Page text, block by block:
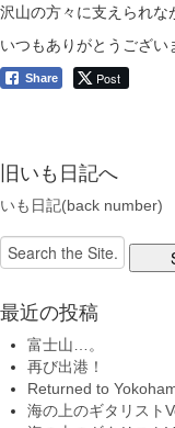
沢山の方々に支えられな
いつもありがとうござい
Share Post
旧いも日記へ
いも日記(back number)
Search
for:
最近の投稿
富士山…。
再び出港！
Returned to
海の上のギタリスト